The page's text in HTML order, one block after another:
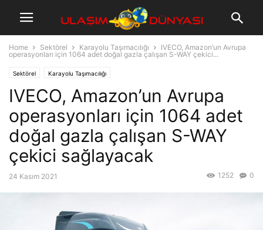
Home Sektörel Karayolu Taşımacılığı
IVECO, Amazon’un Avrupa
operasyonları için 1064 adet doğal gazla çalışan S-WAY çekici...
Sektörel Karayolu Taşımacılığı
IVECO, Amazon’un Avrupa
operasyonları için 1064 adet
doğal gazla çalışan S-WAY
çekici sağlayacak
24 Kasım 2021 0
1252